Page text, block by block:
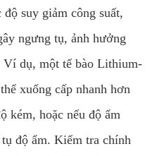
suy giảm công suất,
ngưng tụ, ảnh hưởng
Ví dụ, một tế bào Lithium-
xuống cấp nhanh hơn
kém, hoặc nếu độ ẩm
độ ẩm. Kiểm tra chính